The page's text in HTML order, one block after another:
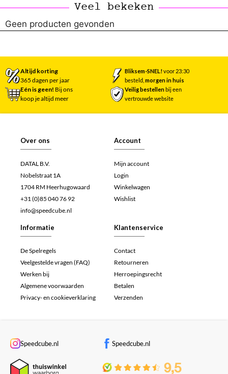
Veel bekeken
Geen producten gevonden
Altijd korting
365 dagen per jaar
Bliksem-SNEL!voor 23:30
besteld,morgen in huis
Eén is geen! Bij ons
koop je altijd meer
Veilig bestellen bij een
vertrouwde website
Over ons
DATAL B.V.
Nobelstraat 1A
1704 RM Heerhugowaard
+31 (0)85 040 76 92
info@speedcube.nl
Account
Mijn account
Login
Winkelwagen
Wishlist
Informatie
De Spelregels
Veelgestelde vragen (FAQ)
Werken bij
Algemene voorwaarden
Privacy- en cookieverklaring
Klantenservice
Contact
Retourneren
Herroepingsrecht
Betalen
Verzenden
Speedcube.nl Speedcube.nl